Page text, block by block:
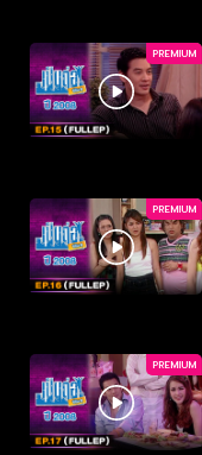
PREMIUM
PREMIUM
PREMIUM